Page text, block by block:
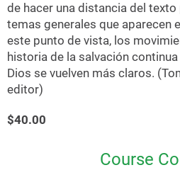
de hacer una distancia del
temas generales que aparecen
este punto de vista, los
historia de la salvación
Dios se vuelven más claros.
editor)
$40.00
Course